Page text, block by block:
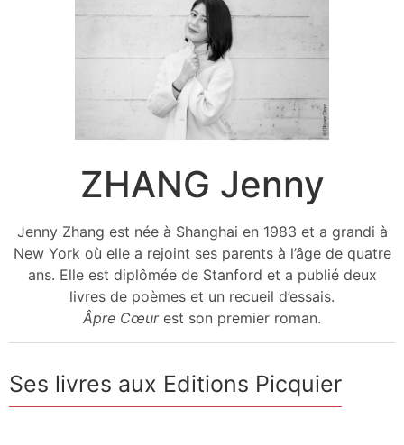
ZHANG Jenny
Jenny Zhang est née à Shanghai en 1983 et a grandi à
New York où elle a rejoint ses parents à l’âge de quatre
ans. Elle est diplômée de Stanford et a publié deux
livres de poèmes et un recueil d’essais.
Âpre Cœurest son premier roman.
Ses livres aux Editions Picquier